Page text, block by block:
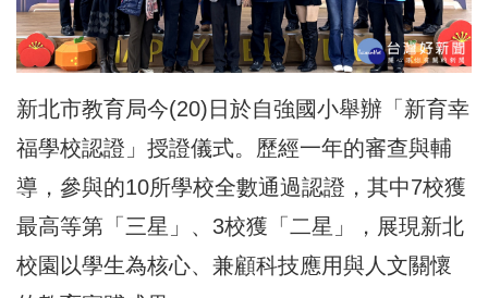
新北市教育局今(20)日於自強國小舉辦「新育幸
福學校認證」授證儀式。歷經一年的審查與輔
導，參與的10所學校全數通過認證，其中7校獲
最高等第「三星」、3校獲「二星」，展現新北
校園以學生為核心、兼顧科技應用與人文關懷